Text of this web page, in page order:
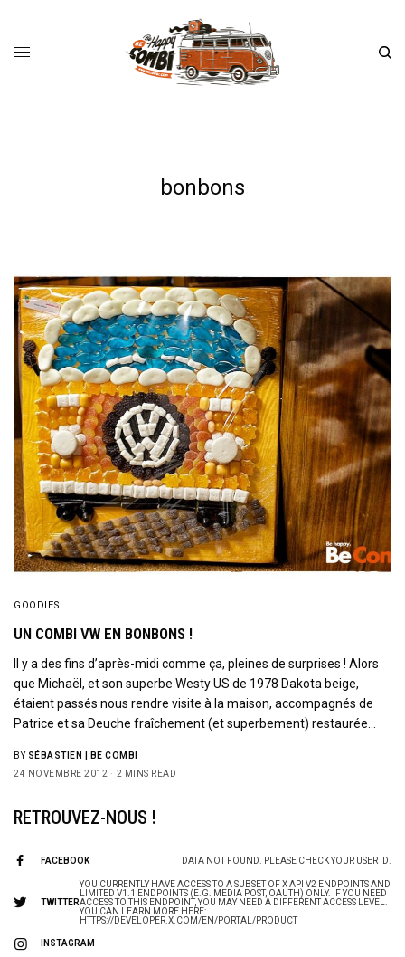
bonbons
GOODIES
UN COMBI VW EN BONBONS !
Il y a des fins d’après-midi comme ça, pleines de surprises ! Alors
que Michaël, et son superbe Westy US de 1978 Dakota beige,
étaient passés nous rendre visite à la maison, accompagnés de
Patrice et sa Deuche fraîchement (et superbement) restaurée…
BY SÉBASTIEN | BE COMBI
24 NOVEMBRE 2012
2 MINS READ
RETROUVEZ-NOUS !
FACEBOOK DATA NOT FOUND. PLEASE CHECK YOUR USER ID.
TWITTER
YOU CURRENTLY HAVE ACCESS TO A SUBSET OF X API V2 ENDPOINTS AND
LIMITED V1.1 ENDPOINTS (E.G. MEDIA POST, OAUTH) ONLY. IF YOU NEED
ACCESS TO THIS ENDPOINT, YOU MAY NEED A DIFFERENT ACCESS LEVEL.
YOU CAN LEARN MORE HERE:
HTTPS://DEVELOPER.X.COM/EN/PORTAL/PRODUCT
INSTAGRAM